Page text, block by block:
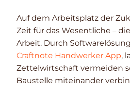
Auf dem Arbeitsplatz der
Zeit für das Wesentliche –
Arbeit. Durch
Craftnote Handwerker App,
Zettelwirtschaft vermeiden
Baustelle miteinander